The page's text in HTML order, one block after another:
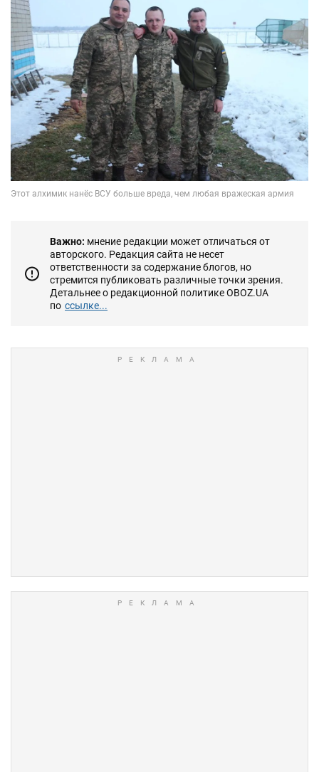
Важно: мнение редакции может отличаться от
авторского. Редакция сайта не несет
ответственности за содержание блогов, но
стремится публиковать различные точки зрения.
Детальнее о редакционной политике OBOZ.UA
по ссылке...